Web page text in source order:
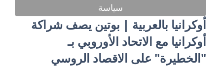
سياسة
أوكرانيا بالعربية | بوتين يصف شراكة
أوكرانيا مع الاتحاد الأوروبي بـ
"الخطيرة" على الاقصاد الروسي